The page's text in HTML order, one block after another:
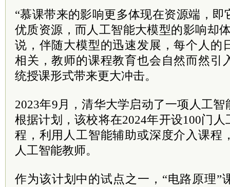
“慕课带来的影响更多体现在资源端，
优质资源，而人工智能大模型的影响却
说，伴随大模型的迅速发展，每个人的
相关，教师的课程教育也会自然而然引
统授课形式带来更大冲击。
2023年9月，清华大学启动了一项人工
根据计划，该校将在2024年开设100门
程，利用人工智能辅助或深度介入课程
人工智能教师。
作为该计划中的试点之一，“电路原理”